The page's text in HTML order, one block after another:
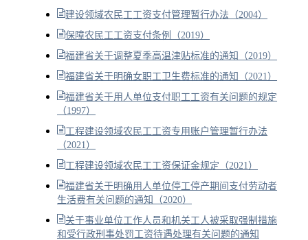
建设领域农民工工资支付管理暂行办法（2004）
保障农民工工资支付条例（2019）
福建省关于调整夏季高温津贴标准的通知（2019）
福建省关于明确女职工卫生费标准的通知（2021）
福建省关于用人单位支付职工工资有关问题的规定
（1997）
工程建设领域农民工工资专用账户管理暂行办法
（2021）
工程建设领域农民工工资保证金规定（2021）
福建省关于明确用人单位停工停产期间支付劳动者
生活费有关问题的通知（2020）
关于事业单位工作人员和机关工人被采取强制措施
和受行政刑事处罚工资待遇处理有关问题的通知